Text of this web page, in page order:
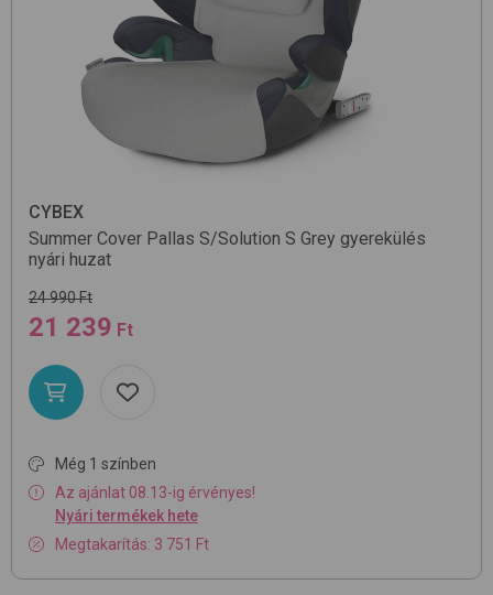
CYBEX
Summer Cover Pallas S/Solution S Grey gyerekülés
nyári huzat
24 990 Ft
21 239 Ft
Még 1 színben
Az ajánlat 08.13-ig érvényes!
Nyári termékek hete
Megtakarítás: 3 751 Ft